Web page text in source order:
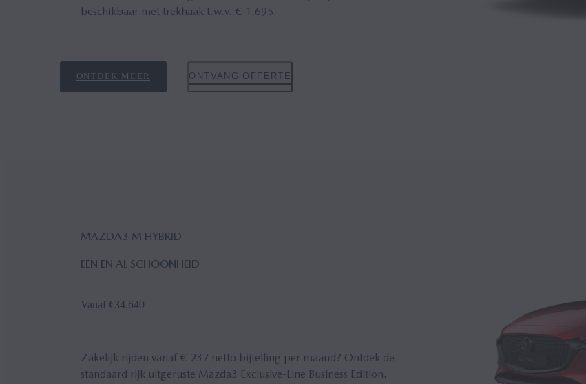
beschikbaar met trekhaak t.w.v. € 1.695.
ONTDEK MEER ONTVANG OFFERTE
MAZDA3 M HYBRID
EEN EN AL SCHOONHEID
Vanaf €34.640
Zakelijk rijden vanaf € 237 netto bijtelling per maand? Ontdek de
standaard rijk uitgeruste Mazda3 Exclusive-Line Business Edition.